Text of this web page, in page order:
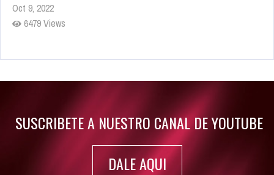
Oct 9, 2022
6479 Views
Rumor: Se filtran los primeros detalles de Resident Evil 9
SUSCRIBETE A NUESTRO CANAL DE YOUTUBE
DALE AQUI